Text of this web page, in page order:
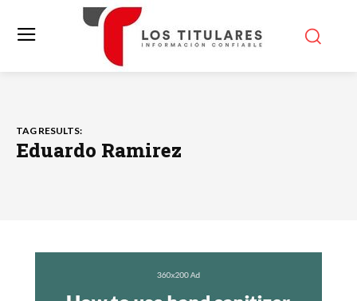
TAG RESULTS:
Eduardo Ramirez